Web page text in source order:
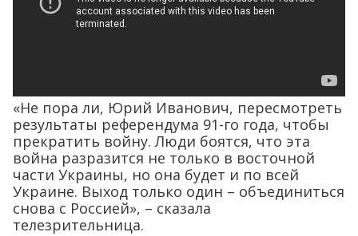
«Не пора ли, Юрий Иванович, пересмотреть
результаты референдума 91-го года, чтобы
прекратить войну. Люди боятся, что эта
война разразится не только в восточной
части Украины, но она будет и по всей
Украине. Выход только один – объединиться
снова с Россией», – сказала
телезрительница.